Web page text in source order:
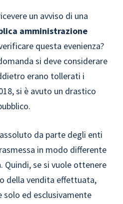
un avviso di una
amministrazione
questa evenienza?
si deve considerare
erano tollerati i
si è avuto un drastico
da parte degli enti
in modo differente
se si vuole ottenere
della vendita effettuata,
solo ed esclusivamente